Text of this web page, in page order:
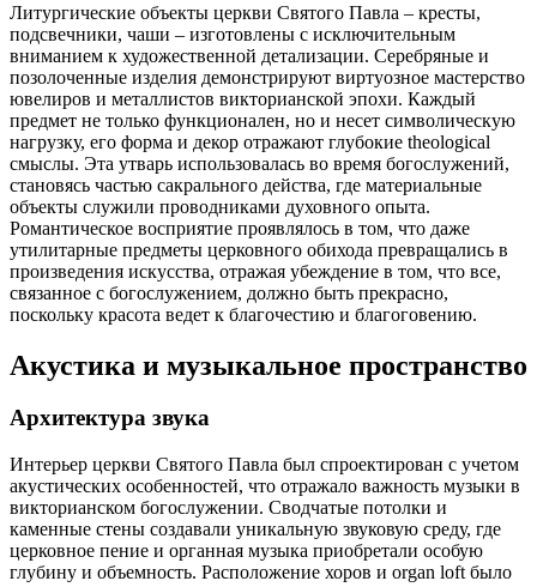
Литургические объекты церкви Святого Павла – кресты,
подсвечники, чаши – изготовлены с исключительным
вниманием к художественной детализации. Серебряные и
позолоченные изделия демонстрируют виртуозное мастерство
ювелиров и металлистов викторианской эпохи. Каждый
предмет не только функционален, но и несет символическую
нагрузку, его форма и декор отражают глубокие theological
смыслы. Эта утварь использовалась во время богослужений,
становясь частью сакрального действа, где материальные
объекты служили проводниками духовного опыта.
Романтическое восприятие проявлялось в том, что даже
утилитарные предметы церковного обихода превращались в
произведения искусства, отражая убеждение в том, что все,
связанное с богослужением, должно быть прекрасно,
поскольку красота ведет к благочестию и благоговению.
Акустика и музыкальное пространство
Архитектура звука
Интерьер церкви Святого Павла был спроектирован с учетом
акустических особенностей, что отражало важность музыки в
викторианском богослужении. Сводчатые потолки и
каменные стены создавали уникальную звуковую среду, где
церковное пение и органная музыка приобретали особую
глубину и объемность. Расположение хоров и organ loft было